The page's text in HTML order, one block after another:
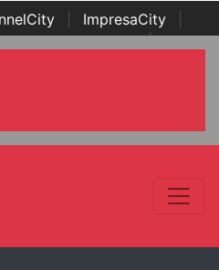
ImpresaCity
Channel Awards | Italian